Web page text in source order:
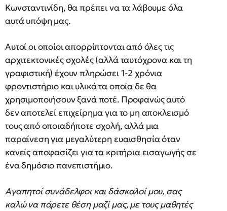
Κωνσταντινίδη, θα πρέπει να τα λάβουμε όλα
αυτά υπόψη μας.
Αυτοί οι οποίοι απορρίπτονται από όλες τις
αρχιτεκτονικές σχολές (αλλά ταυτόχρονα και τη
γραφιστική) έχουν πληρώσει 1-2 χρόνια
φροντιστήριο και υλικά τα οποία δε θα
χρησιμοποιήσουν ξανά ποτέ. Προφανώς αυτό
δεν αποτελεί επιχείρημα για το μη αποκλεισμό
τους από οποιαδήποτε σχολή, αλλά μια
παραίνεση για μεγαλύτερη ευαισθησία όταν
κανείς αποφασίζει για τα κριτήρια εισαγωγής σε
ένα δημόσιο πανεπιστήμιο.
Αγαπητοί συνάδελφοι και δάσκαλοί μου, σας
καλώ να πάρετε θέση μαζί μας, με τους μαθητές